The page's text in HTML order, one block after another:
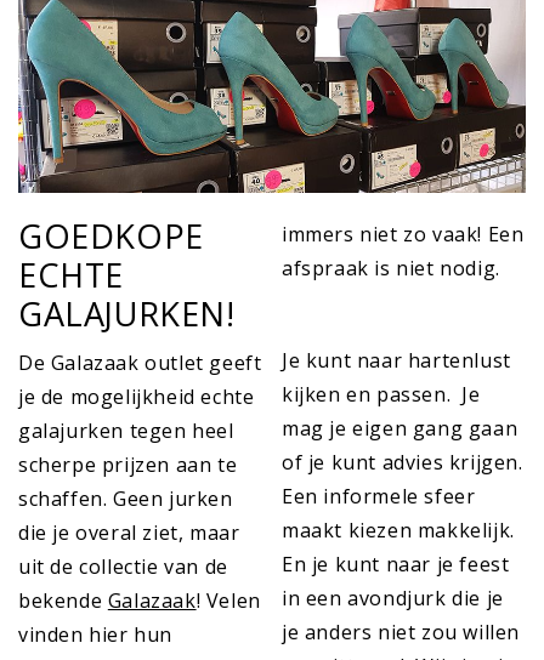
GOEDKOPE
ECHTE
GALAJURKEN!
De Galazaak outlet geeft
je de mogelijkheid echte
galajurken tegen heel
scherpe prijzen aan te
schaffen. Geen jurken
die je overal ziet, maar
uit de collectie van de
bekende Galazaak! Velen
vinden hier hun
immers niet zo vaak! Een
afspraak is niet nodig.
Je kunt naar hartenlust
kijken en passen. Je
mag je eigen gang gaan
of je kunt advies krijgen.
Een informele sfeer
maakt kiezen makkelijk.
En je kunt naar je feest
in een avondjurk die je
je anders niet zou willen